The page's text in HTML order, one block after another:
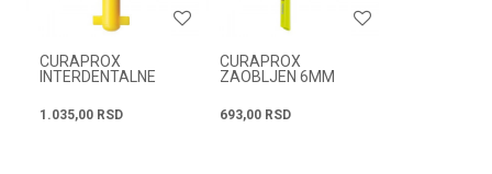
CURAPROX
INTERDENTALNE
1.035,00 RSD
CURAPROX
ZAOBLJEN 6MM
693,00 RSD